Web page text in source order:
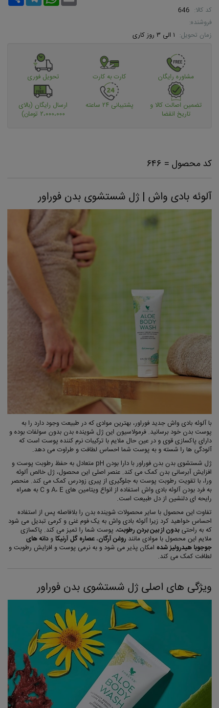
کد کالا: 646
فروشنده:
زمان تحویل: ۱ الی ۳ روز کاری
مشاوره رایگان کارت به کارت تحویل فوری
تضمین اصالت کالا و
تاریخ انقضا
پشتیبانی ۲۴ ساعته
ارسال رایگان (بالای
۲،۰۰۰،۰۰۰ تومان)
کد محصول = ۶۴۶
آلوئه بادی واش | ژل شستشوی بدن فوراور
با آلوئه بادی واش جدید فوراور، بهترین موادی که در طبیعت وجود دارد را به
پوست بدن خود برسانید. فرمولاسیون این ژل شوینده بدن بدون سولفات بوده و
دارای پاکسازی قوی و در عین حال ملایم با ترکیبات نرم کننده پوست است که
آلودگی ها را شسته و به پوست شما احساس لطافت و طراوت می دهد.
ژل شستشوی بدن بدن فوراور با دارا بودن pH متعادل به حفظ رطوبت پوست و
افزایش آبرسانی بدن کمک می کند. عنصر اصلی این محصول، ژل خالص آلوئه
ورا، با تقویت رطوبت پوست به جلوگیری از پیری زودرس کمک می کند. منحصر
به فرد بودن آلوئه بادی واش استفاده از انواع ویتامین های A، E و C به همراه
رایحه ای دلنشین از دل طبیعت است.
تفاوت این محصول با سایر محصولات شوینده بدن را بلافاصله پس از استفاده
احساس خواهید کرد زیرا آلوئه بادی واش به یک فوم غنی و کرمی تبدیل می شود
که به راحتی بدون از بین بردن رطوبت، پوست شما را تمیز می کند. پاکسازی
ملایم این محصول با موادی مانند روغن آرگان،عصاره گل آرنیکا ودانه های
جوجوبا هیدرولیز شده امکان پذیر می شود و به نرمی پوست و افزایش رطوبت و
لطافت کمک می کند.
ویژگی های اصلی ژل شستشوی بدن فوراور